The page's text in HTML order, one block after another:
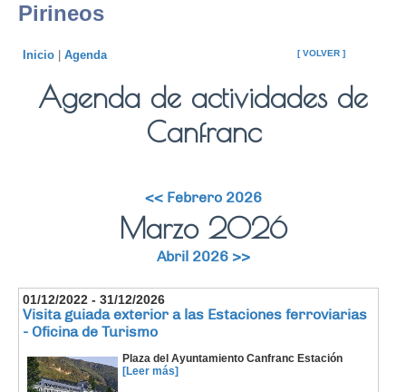
Pirineos
[ VOLVER ]
Inicio Agenda
Agenda de actividades de
Canfranc
<< Febrero 2026
Marzo 2026
Abril 2026 >>
01/12/2022 - 31/12/2026
Visita guiada exterior a las Estaciones ferroviarias
- Oficina de Turismo
Plaza del Ayuntamiento Canfranc Estación
[Leer más]